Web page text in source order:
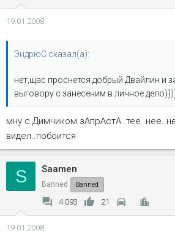
19.01.2008
ЭндрюС сказал(а):
нет,щас проснется добрый Двайлин и
выговору с занесеним в личное
мну с Димчиком
видел..побоится
S Saamen
Banned Banned
4 093 21
19.01.2008